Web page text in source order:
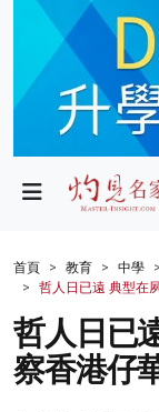
政局
財經
生活
健康
商業
首頁 教育 中學
哲人日已遠 典型在
哲人日已
察香港仔